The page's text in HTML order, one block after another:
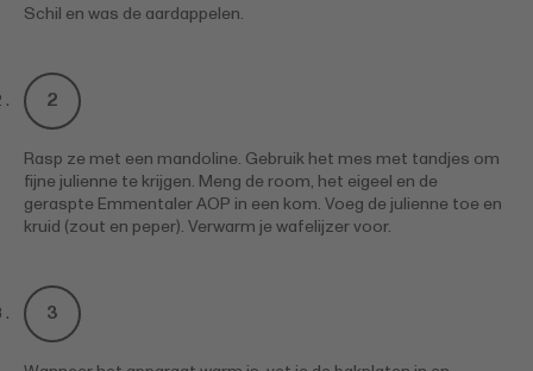
Schil en was de aardappelen.
Rasp ze met een mandoline. Gebruik het mes met tandjes om
fijne julienne te krijgen. Meng de room, het eigeel en de
geraspte Emmentaler AOP in een kom. Voeg de julienne toe en
kruid (zout en peper). Verwarm je wafelijzer voor.